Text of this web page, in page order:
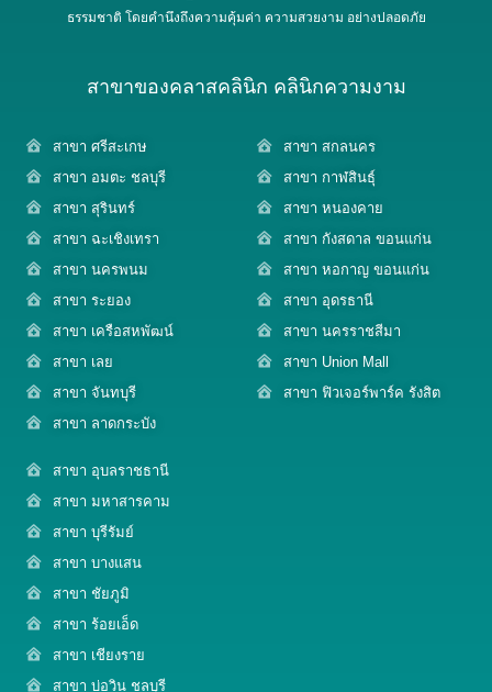
ธรรมชาติ โดยคำนึงถึงความคุ้มค่า ความสวยงาม อย่างปลอดภัย
สาขาของคลาสคลินิก คลินิกความงาม
สาขา ศรีสะเกษ
สาขา อมตะ ชลบุรี
สาขา สุรินทร์
สาขา ฉะเชิงเทรา
สาขา นครพนม
สาขา ระยอง
สาขา เครือสหพัฒน์
สาขา เลย
สาขา จันทบุรี
สาขา ลาดกระบัง
สาขา สกลนคร
สาขา กาฬสินธุ์
สาขา หนองคาย
สาขา กังสดาล ขอนแก่น
สาขา หอกาญ ขอนแก่น
สาขา อุดรธานี
สาขา นครราชสีมา
สาขา Union Mall
สาขา ฟิวเจอร์พาร์ค รังสิต
สาขา อุบลราชธานี
สาขา มหาสารคาม
สาขา บุรีรัมย์
สาขา บางแสน
สาขา ชัยภูมิ
สาขา ร้อยเอ็ด
สาขา เชียงราย
สาขา บ่อวิน ชลบุรี